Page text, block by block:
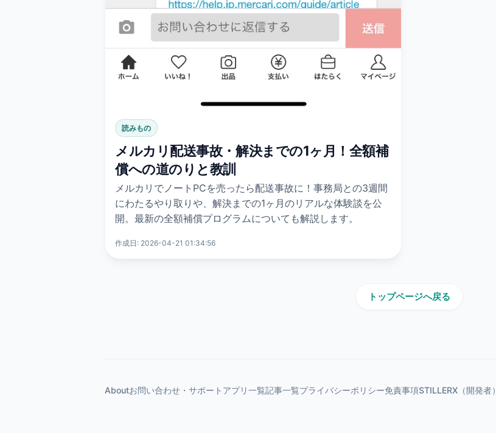
読みもの
メルカリ配送事故・解決までの1ヶ月！全額補
償への道のりと教訓
メルカリでノートPCを売ったら配送事故に！事務局との3週間
にわたるやり取りや、解決までの1ヶ月のリアルな体験談を公
開。最新の全額補償プログラムについても解説します。
作成日: 2026-04-21 01:34:56
トップページへ戻る
Aboutお問い合わせ・サポート アプリ一覧記事一覧プライバシーポリシー免責事項STILLERX（開発者）